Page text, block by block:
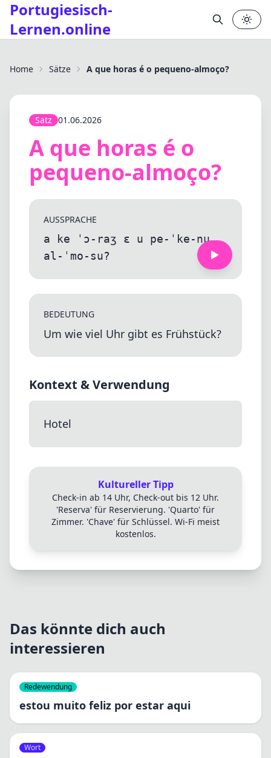
Portugiesisch-
Lernen.online
Home Sätze A que horas é o pequeno-almoço?
Satz 01.06.2026
A que horas é o
pequeno-almoço?
AUSSPRACHE
a ke ˈɔ-raʒ ɛ u pe-ˈke-nu
al-ˈmo-su?
BEDEUTUNG
Um wie viel Uhr gibt es Frühstück?
Kontext & Verwendung
Hotel
Kultureller Tipp
Check-in ab 14 Uhr, Check-out bis 12 Uhr.
'Reserva' für Reservierung. 'Quarto' für
Zimmer. 'Chave' für Schlüssel. Wi-Fi meist
kostenlos.
Das könnte dich auch
interessieren
Redewendung
estou muito feliz por estar aqui
Wort